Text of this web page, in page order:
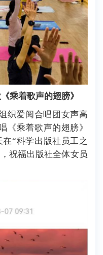
乘着歌声的翅膀》
织爱阅合唱团女声高
《乘着歌声的翅膀》
“科学出版社员工之
祝福出版社全体女员